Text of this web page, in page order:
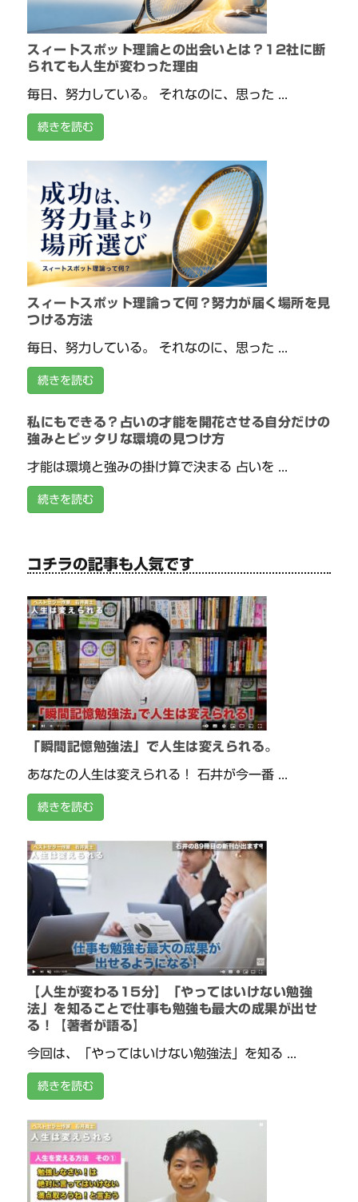
スィートスポット理論との出会いとは？12社に断
られても人生が変わった理由
毎日、努力している。 それなのに、思った ...
続きを読む
スィートスポット理論って何？努力が届く場所を見
つける方法
毎日、努力している。 それなのに、思った ...
続きを読む
私にもできる？占いの才能を開花させる自分だけの
強みとピッタリな環境の見つけ方
才能は環境と強みの掛け算で決まる 占いを ...
続きを読む
コチラの記事も人気です
「瞬間記憶勉強法」で人生は変えられる。
あなたの人生は変えられる！ 石井が今一番 ...
続きを読む
【人生が変わる15分】「やってはいけない勉強
法」を知ることで仕事も勉強も最大の成果が出せ
る！【著者が語る】
今回は、「やってはいけない勉強法」を知る ...
続きを読む